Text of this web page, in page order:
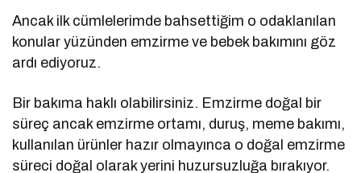
Ancak ilk cümlelerimde bahsettiğim o odaklanılan
konular yüzünden emzirme ve bebek bakımını göz
ardı ediyoruz.
Bir bakıma haklı olabilirsiniz. Emzirme doğal bir
süreç ancak emzirme ortamı, duruş, meme bakımı,
kullanılan ürünler hazır olmayınca o doğal emzirme
süreci doğal olarak yerini huzursuzluğa bırakıyor.